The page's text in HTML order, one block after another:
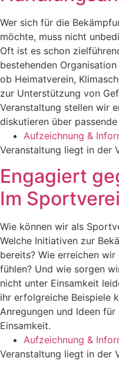
Wer sich für die
möchte, muss nicht
Oft ist es schon
bestehenden
ob Heimatverein,
zur Unterstützung von
Veranstaltung stellen wir
diskutieren über
Aufzeichnung &
Veranstaltung liegt in der
Engagiert
Im
Wie können wir als
Welche Initiativen zur
bereits? Wie erreichen
fühlen? Und wie sorgen
nicht unter Einsamkeit
ihr erfolgreiche Beispiele
Anregungen und Ideen
Einsamkeit.
Aufzeichnung &
Veranstaltung liegt in der